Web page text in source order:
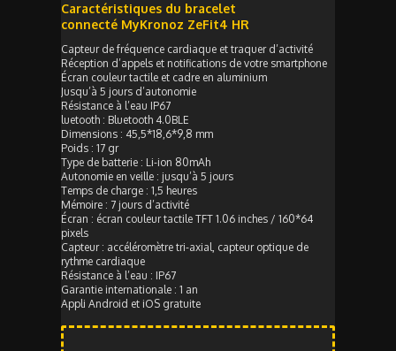
Caractéristiques du bracelet
connecté MyKronoz ZeFit4 HR
Capteur de fréquence cardiaque et traquer d’activité
Réception d’appels et notifications de votre smartphone
Écran couleur tactile et cadre en aluminium
Jusqu’à 5 jours d’autonomie
Résistance à l’eau IP67
luetooth : Bluetooth 4.0BLE
Dimensions : 45,5*18,6*9,8 mm
Poids : 17 gr
Type de batterie : Li-ion 80mAh
Autonomie en veille : jusqu’à 5 jours
Temps de charge : 1,5 heures
Mémoire : 7 jours d’activité
Écran : écran couleur tactile TFT 1.06 inches / 160*64
pixels
Capteur : accéléromètre tri-axial, capteur optique de
rythme cardiaque
Résistance à l’eau : IP67
Garantie internationale : 1 an
Appli Android et iOS gratuite